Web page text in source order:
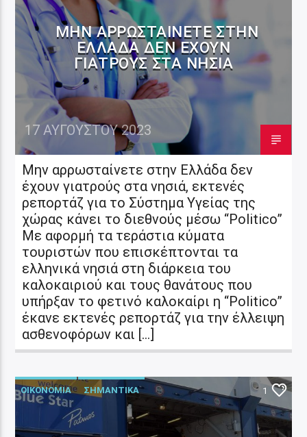
ΜΗΝ ΑΡΡΩΣΤΑΊΝΕΤΕ ΣΤΗΝ
ΕΛΛΆΔΑ ΔΕΝ ΈΧΟΥΝ
ΓΙΑΤΡΟΎΣ ΣΤΑ ΝΗΣΙΆ
17 ΑΥΓΟΎΣΤΟΥ 2023
Μην αρρωσταίνετε στην Ελλάδα δεν
έχουν γιατρούς στα νησιά, εκτενές
ρεπορτάζ για το Σύστημα Υγείας της
χώρας κάνει το διεθνούς μέσω “Politico”
Mε αφορμή τα τεράστια κύματα
τουριστών που επισκέπτονται τα
ελληνικά νησιά στη διάρκεια του
καλοκαιριού και τους θανάτους που
υπήρξαν το φετινό καλοκαίρι η “Politico”
έκανε εκτενές ρεπορτάζ για την έλλειψη
ασθενοφόρων και […]
ΟΙΚΟΝΟΜΙΑ ΣΗΜΑΝΤΙΚΑ 1